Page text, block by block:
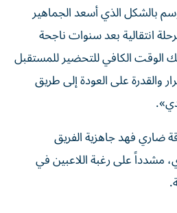
بالشكل الذي أسعد الجماهير
انتقالية بعد سنوات ناجحة
الوقت الكافي للتحضير للمستقبل
والقدرة على العودة إلى طريق
ضاري فهد جاهزية الفريق
مشدداً على رغبة اللاعبين في